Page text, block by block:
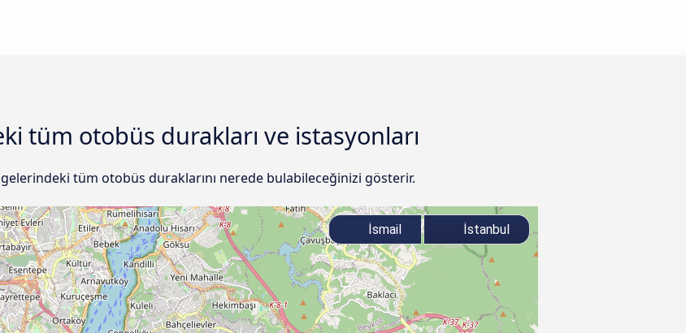
tüm otobüs durakları ve istasyonları
tüm otobüs duraklarını nerede bulabileceğinizi gösterir.
İsmail İstanbul